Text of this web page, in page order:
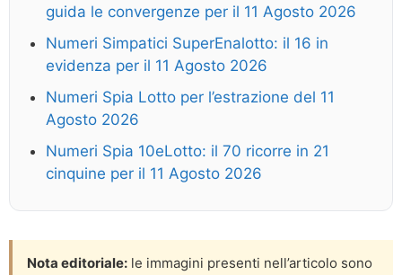
guida le convergenze per il 11 Agosto 2026
Numeri Simpatici SuperEnalotto: il 16 in
evidenza per il 11 Agosto 2026
Numeri Spia Lotto per l’estrazione del 11
Agosto 2026
Numeri Spia 10eLotto: il 70 ricorre in 21
cinquine per il 11 Agosto 2026
Nota editoriale: le immagini presenti nell’articolo sono